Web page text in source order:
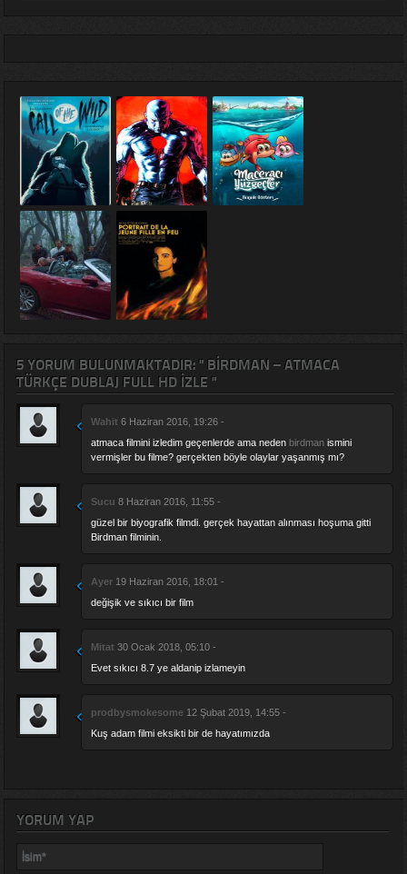
5 YORUM BULUNMAKTADIR: " BIRDMAN – ATMACA
TÜRKÇE DUBLAJ FULL HD IZLE "
Wahit 6 Haziran 2016, 19:26 -
atmaca filmini izledim geçenlerde ama neden birdmanismini
vermişler bu filme? gerçekten böyle olaylar yaşanmış mı?
Sucu 8 Haziran 2016, 11:55 -
güzel bir biyografik filmdi. gerçek hayattan alınması hoşuma gitti
Birdman filminin.
Ayer 19 Haziran 2016, 18:01 -
değişik ve sıkıcı bir film
Mitat 30 Ocak 2018, 05:10 -
Evet sıkıcı 8.7 ye aldanip izlameyin
prodbysmokesome 12 Şubat 2019, 14:55 -
Kuş adam filmi eksikti bir de hayatımızda
YORUM YAP